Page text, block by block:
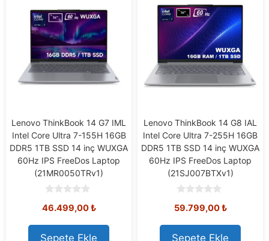
Lenovo ThinkBook 14 G7 IML
Intel Core Ultra 7-155H 16GB
DDR5 1TB SSD 14 inç WUXGA
60Hz IPS FreeDos Laptop
(21MR0050TRv1)
o
t
o
46.499,00₺
Sepete Ekle
Lenovo ThinkBook 14 G8 IAL
Intel Core Ultra 7-255H 16GB
DDR5 1TB SSD 14 inç WUXGA
60Hz IPS FreeDos Laptop
(21SJ007BTXv1)
o
t
o
59.799,00₺
Sepete Ekle